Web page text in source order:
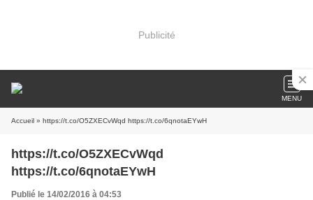
Publicité
MENU
Accueil » https://t.co/O5ZXECvWqd https://t.co/6qnotaEYwH
https://t.co/O5ZXECvWqd
https://t.co/6qnotaEYwH
Publié le 14/02/2016 à 04:53